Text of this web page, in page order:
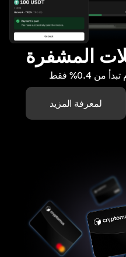
المشفرة
0.4% فقط
لمعرفة المزيد